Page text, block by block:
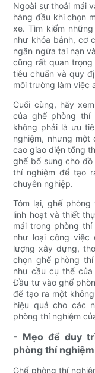
Ngoài sự thoải mái
hàng đầu khi chọn
xe. Tìm kiếm
như khóa bánh, cơ
ngăn ngừa tai nạn
cũng rất quan
tiêu chuẩn và quy
môi trường làm việc
Cuối cùng, hãy
của ghế phòng thí
không phải là ưu
nghiệm, nhưng
cao giao diện tổng
ghế bổ sung cho
thí nghiệm để tạo
chuyên nghiệp.
Tóm lại, ghế
linh hoạt và thiết
mái trong phòng
như loại công
lượng xây dựng,
chọn ghế phòng
nhu cầu cụ thể
Đầu tư vào ghế
để tạo ra một
hiệu quả cho các
phòng thí nghiệm
- Mẹo để duy
phòng thí
Ghế phòng thí